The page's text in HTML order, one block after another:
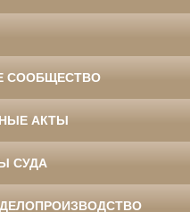
СООБЩЕСТВО
АКТЫ
СУДА